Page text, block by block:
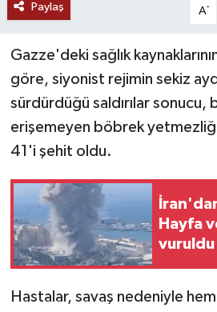
Paylaş A-
Gazze'deki sağlık
göre, siyonist rejimin sekiz
sürdürdüğü saldırılar
erişemeyen böbrek yetmezliği
41'i şehit oldu.
Hayfa
vuruldu
Hastalar, savaş nedeniyle